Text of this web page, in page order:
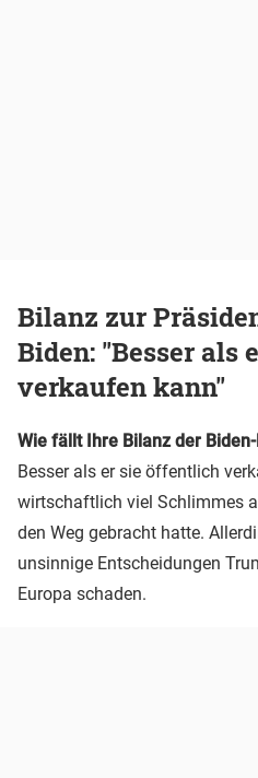
Bilanz zur
Biden: "Besser als
verkaufen kann"
Wie fällt Ihre Bilanz der
Besser als er sie öffentlich
wirtschaftlich viel Schlimmes
den Weg gebracht hatte.
unsinnige Entscheidungen
Europa schaden.